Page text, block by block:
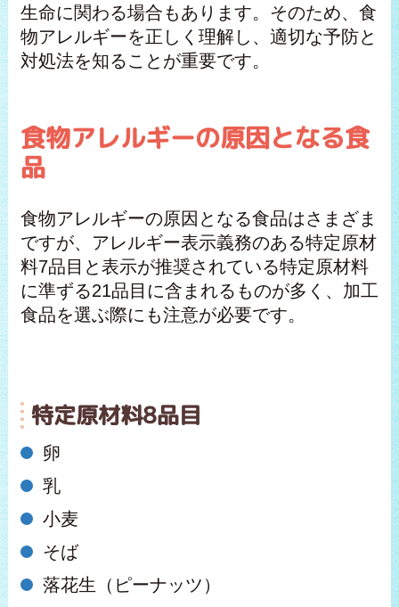
生命に関わる場合もあります。そのため、食
物アレルギーを正しく理解し、適切な予防と
対処法を知ることが重要です。
食物アレルギーの原因となる食
品
食物アレルギーの原因となる食品はさまざま
ですが、アレルギー表示義務のある特定原材
料7品目と表示が推奨されている特定原材料
に準ずる21品目に含まれるものが多く、加工
食品を選ぶ際にも注意が必要です。
特定原材料8品目
卵
乳
小麦
そば
落花生（ピーナッツ）